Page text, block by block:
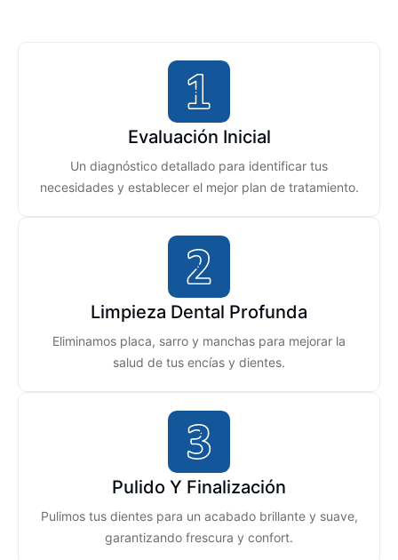
Evaluación Inicial
Un diagnóstico detallado para identificar tus
necesidades y establecer el mejor plan de tratamiento.
Limpieza Dental Profunda
Eliminamos placa, sarro y manchas para mejorar la
salud de tus encías y dientes.
Pulido Y Finalización
Pulimos tus dientes para un acabado brillante y suave,
garantizando frescura y confort.